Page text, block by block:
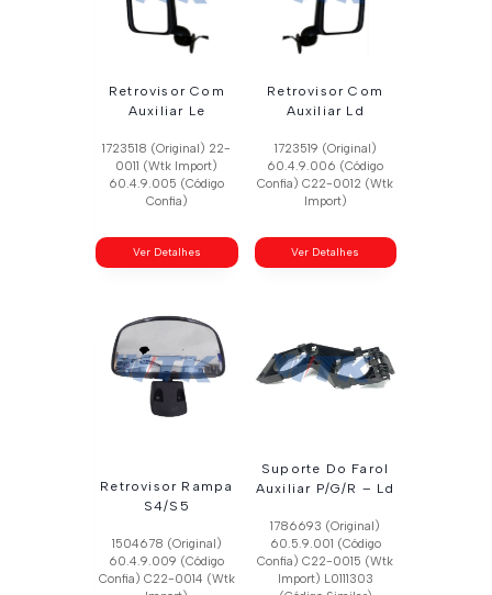
Retrovisor Com
Auxiliar Le
1723518 (Original) 22-
0011 (Wtk Import)
60.4.9.005 (Código
Confia)
Ver Detalhes
Retrovisor Com
Auxiliar Ld
1723519 (Original)
60.4.9.006 (Código
Confia) C22-0012 (Wtk
Import)
Ver Detalhes
Retrovisor Rampa
S4/S5
1504678 (Original)
60.4.9.009 (Código
Confia) C22-0014 (Wtk
Suporte Do Farol
Auxiliar P/G/R – Ld
1786693 (Original)
60.5.9.001 (Código
Confia) C22-0015 (Wtk
Import) L0111303